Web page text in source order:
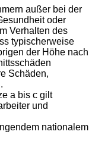
außer bei der
oder
Verhalten des
typischerweise
der Höhe nach
Schäden,
a bis c gilt
und
nationalem